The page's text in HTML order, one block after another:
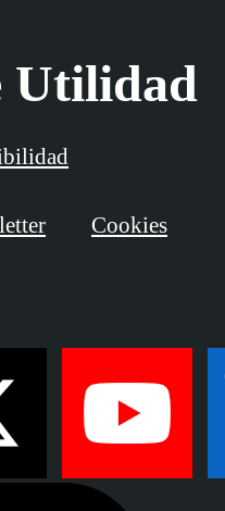
Utilidad
Cookies